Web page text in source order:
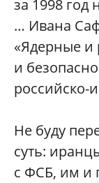
за 1998 год
… Ивана
«Ядерные и
и
российско-
Не буду
суть:
с ФСБ, им и